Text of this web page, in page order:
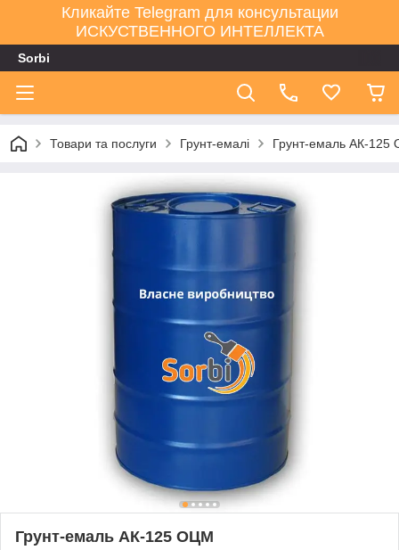
Кликайте Telegram для консультации
ИСКУСТВЕННОГО ИНТЕЛЛЕКТА
Sorbi
Товари та послуги Грунт-емалі Грунт-емаль АК-
Грунт-емаль АК-125 ОЦМ